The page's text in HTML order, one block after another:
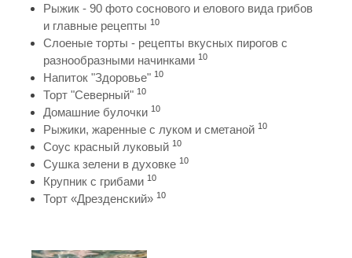
Рыжик - 90 фото соснового и елового вида грибов
и главные рецепты 10
Слоеные торты - рецепты вкусных пирогов с
разнообразными начинками 10
Напиток "Здоровье" 10
Торт "Северный" 10
Домашние булочки 10
Рыжики, жаренные с луком и сметаной 10
Соус красный луковый 10
Сушка зелени в духовке 10
Крупник с грибами 10
Торт «Дрезденский» 10